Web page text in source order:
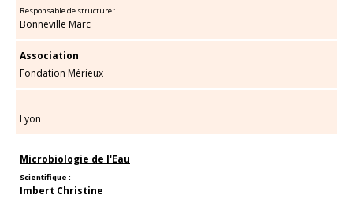
Responsable de structure :
Bonneville Marc
Association
Fondation Mérieux
Lyon
Microbiologie de l'Eau
Scientifique :
Imbert Christine